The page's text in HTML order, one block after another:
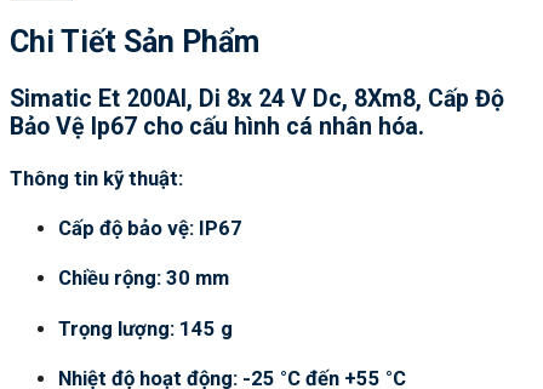
Chi Tiết Sản Phẩm
Simatic Et 200Al, Di 8x 24 V Dc, 8Xm8, Cấp Độ
Bảo Vệ Ip67 cho cấu hình cá nhân hóa.
Thông tin kỹ thuật:
Cấp độ bảo vệ: IP67
Chiều rộng: 30 mm
Trọng lượng: 145 g
Nhiệt độ hoạt động: -25 °C đến +55 °C